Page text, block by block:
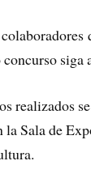
siga
realizados
la Sala de